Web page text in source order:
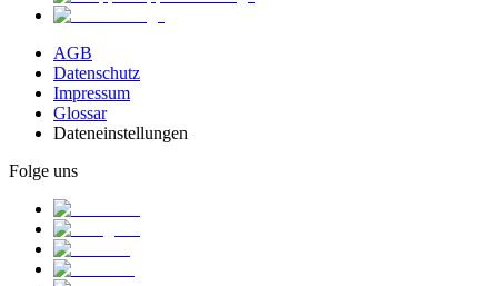
AGB
Datenschutz
Impressum
Glossar
Dateneinstellungen
Folge uns